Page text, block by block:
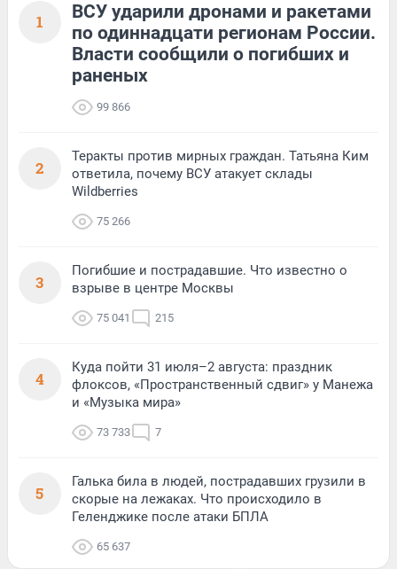
1
ВСУ ударили дронами и ракетами
по одиннадцати регионам России.
Власти сообщили о погибших и
раненых
99 866
2
Теракты против мирных граждан. Татьяна Ким
ответила, почему ВСУ атакует склады
Wildberries
75 266
3
Погибшие и пострадавшие. Что известно о
взрыве в центре Москвы
75 041 215
4
Куда пойти 31 июля–2 августа: праздник
флоксов, «Пространственный сдвиг» у Манежа
и «Музыка мира»
73 733 7
5
Галька била в людей, пострадавших грузили в
скорые на лежаках. Что происходило в
Геленджике после атаки БПЛА
65 637